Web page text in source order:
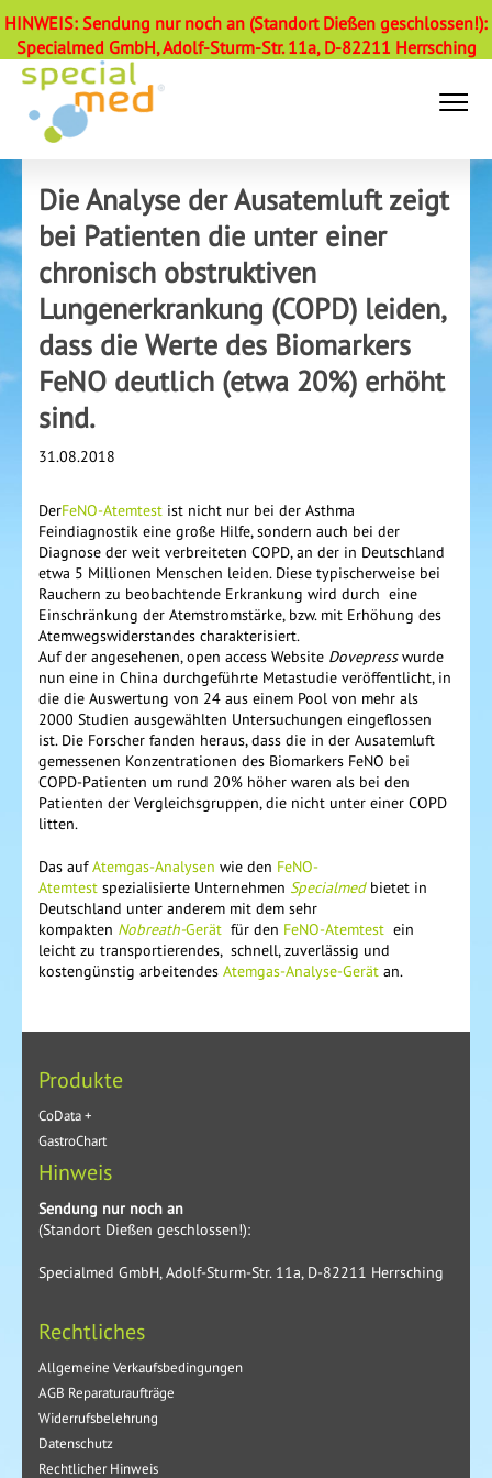
Die Analyse der Ausatemluft zeigt
bei Patienten die unter einer
chronisch obstruktiven
Lungenerkrankung (COPD) leiden,
dass die Werte des Biomarkers
FeNO deutlich (etwa 20%) erhöht
sind.
31.08.2018
DerFeNO-Atemtest ist nicht nur bei der Asthma
Feindiagnostik eine große Hilfe, sondern auch bei der
Diagnose der weit verbreiteten COPD, an der in Deutschland
etwa 5 Millionen Menschen leiden. Diese typischerweise bei
Rauchern zu beobachtende Erkrankung wird durch eine
Einschränkung der Atemstromstärke, bzw. mit Erhöhung des
Atemwegswiderstandes charakterisiert.
Auf der angesehenen, open access Website Dovepresswurde
nun eine in China durchgeführte Metastudie veröffentlicht, in
die die Auswertung von 24 aus einem Pool von mehr als
2000 Studien ausgewählten Untersuchungen eingeflossen
ist. Die Forscher fanden heraus, dass die in der Ausatemluft
gemessenen Konzentrationen des Biomarkers FeNO bei
COPD-Patienten um rund 20% höher waren als bei den
Patienten der Vergleichsgruppen, die nicht unter einer COPD
litten.
Das aufAtemgas-Analysen wie den FeNO-
Atemtest spezialisierte Unternehmen Specialmed bietet in
Deutschland unter anderem mit dem sehr
kompakten Nobreath-Gerät für den FeNO-Atemtest ein
leicht zu transportierendes, schnell, zuverlässig und
kostengünstig arbeitendes Atemgas-Analyse-Gerät an.
Produkte
CoData +
GastroChart
Hinweis
Sendung nur noch an
(Standort Dießen geschlossen!):
Specialmed GmbH, Adolf-Sturm-Str. 11a, D-82211 Herrsching
Rechtliches
Allgemeine Verkaufsbedingungen
AGB Reparaturaufträge
Widerrufsbelehrung
Datenschutz
Rechtlicher Hinweis
HINWEIS: Sendung nur noch an (Standort Dießen geschlossen!):
Specialmed GmbH, Adolf-Sturm-Str. 11a, D-82211 Herrsching